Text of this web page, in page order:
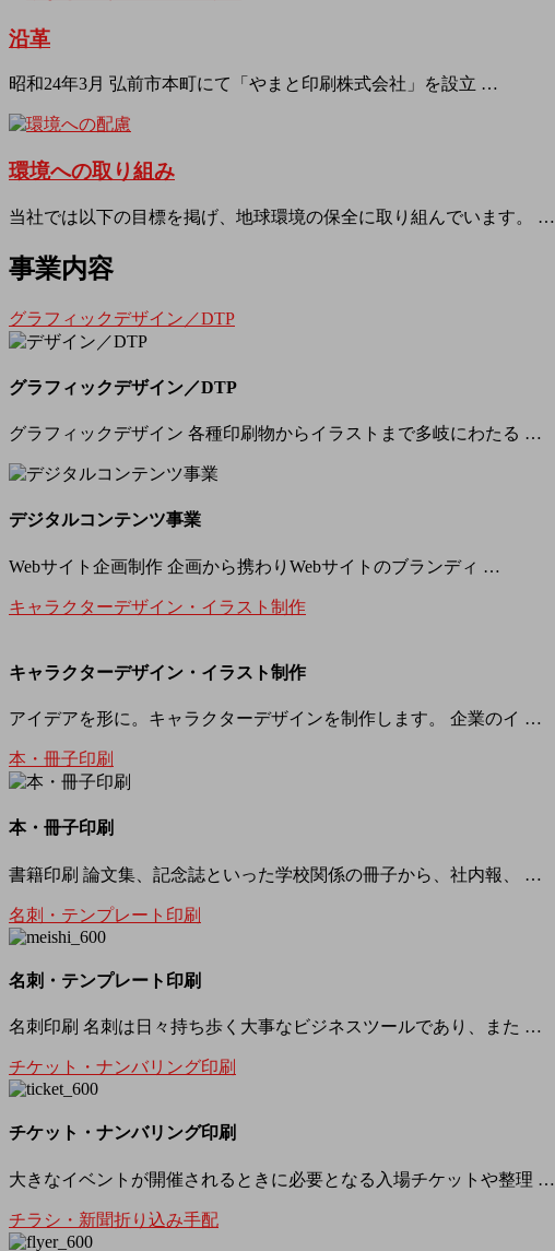
沿革
昭和24年3月 弘前市本町にて「やまと印刷株式会社」を設立 …
環境への取り組み
当社では以下の目標を掲げ、地球環境の保全に取り組んでいます。 …
事業内容
グラフィックデザイン／DTP
グラフィックデザイン／DTP
グラフィックデザイン 各種印刷物からイラストまで多岐にわたる …
デジタルコンテンツ事業
Webサイト企画制作 企画から携わりWebサイトのブランディ …
キャラクターデザイン・イラスト制作
キャラクターデザイン・イラスト制作
アイデアを形に。キャラクターデザインを制作します。 企業のイ …
本・冊子印刷
本・冊子印刷
書籍印刷 論文集、記念誌といった学校関係の冊子から、社内報、 …
名刺・テンプレート印刷
名刺・テンプレート印刷
名刺印刷 名刺は日々持ち歩く大事なビジネスツールであり、また …
チケット・ナンバリング印刷
チケット・ナンバリング印刷
大きなイベントが開催されるときに必要となる入場チケットや整理 …
チラシ・新聞折り込み手配